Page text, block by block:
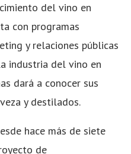
del vino en
con programas
y relaciones públicas
industria del vino en
dará a conocer sus
y destilados.
hace más de siete
de